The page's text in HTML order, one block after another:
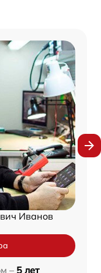
Иванов
– 5 лет